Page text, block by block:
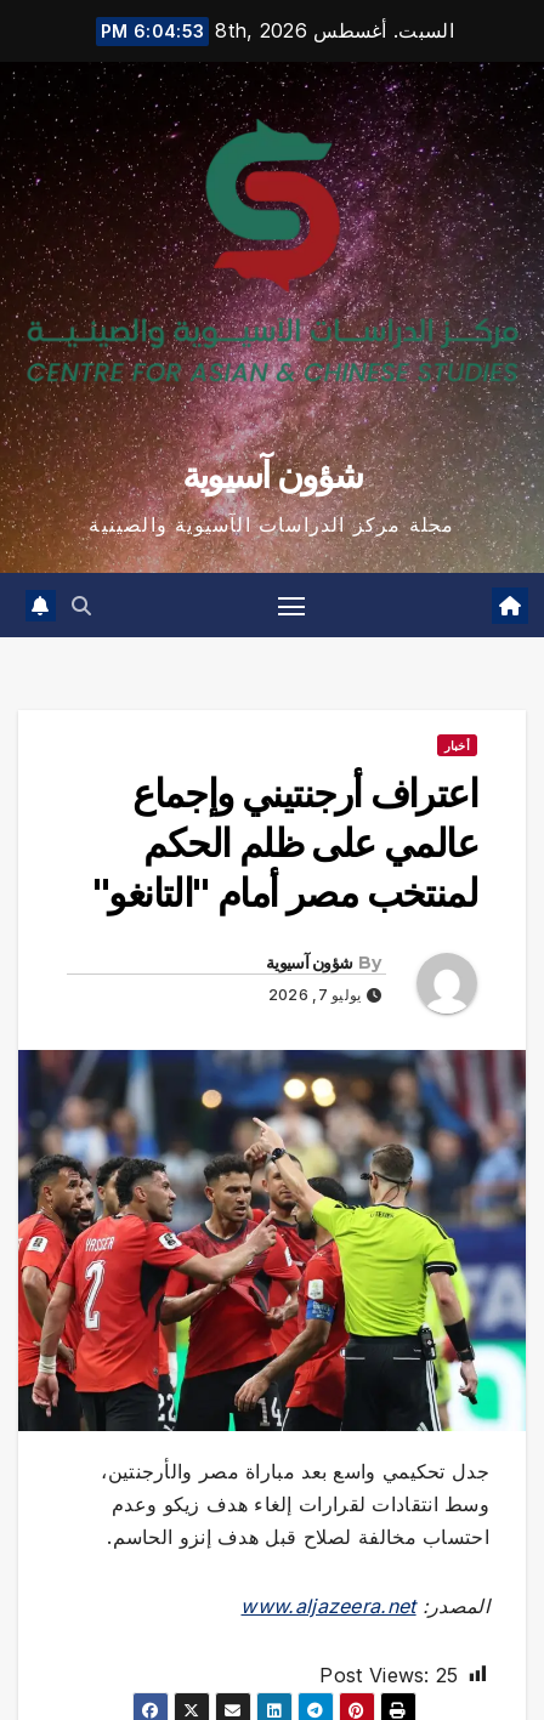
content
السبت. أغسطس 8th, 2026 6:04:53 PM
شؤون آسيوية
مجلة مركز الدراسات الآسيوية والصينية
أخبار
اعتراف أرجنتيني وإجماع
عالمي على ظلم الحكم
لمنتخب مصر أمام "التانغو"
By شؤون آسيوية
يوليو 7, 2026
جدل تحكيمي واسع بعد مباراة مصر والأرجنتين،
وسط انتقادات لقرارات إلغاء هدف زيكو وعدم
احتساب مخالفة لصلاح قبل هدف إنزو الحاسم.
المصدر:www.aljazeera.net
Post Views: 25